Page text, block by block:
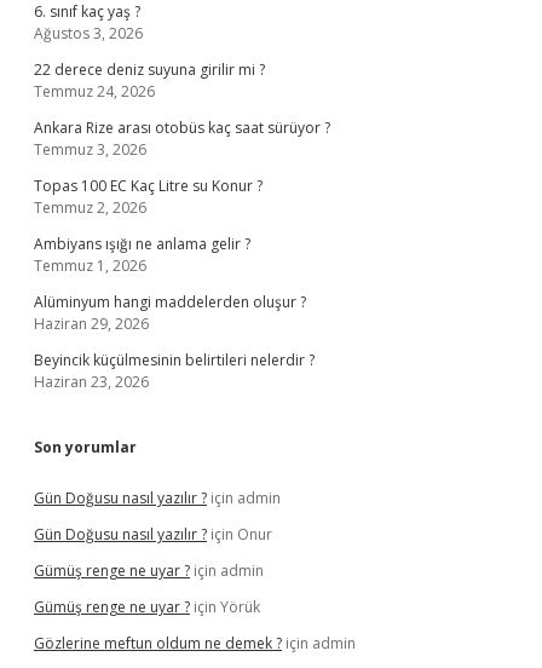
6. sınıf kaç yaş ?
Ağustos 3, 2026
22 derece deniz suyuna girilir mi ?
Temmuz 24, 2026
Ankara Rize arası otobüs kaç saat sürüyor ?
Temmuz 3, 2026
Topas 100 EC Kaç Litre su Konur ?
Temmuz 2, 2026
Ambiyans ışığı ne anlama gelir ?
Temmuz 1, 2026
Alüminyum hangi maddelerden oluşur ?
Haziran 29, 2026
Beyincik küçülmesinin belirtileri nelerdir ?
Haziran 23, 2026
Son yorumlar
Gün Doğusu nasıl yazılır ? için admin
Gün Doğusu nasıl yazılır ? için Onur
Gümüş renge ne uyar ? için admin
Gümüş renge ne uyar ? için Yörük
Gözlerine meftun oldum ne demek ? için admin